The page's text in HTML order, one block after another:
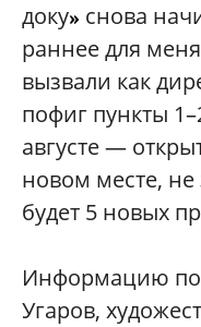
доку» снова
раннее для
вызвали как
пофиг пункты
августе —
новом месте,
будет 5 новых
Информацию
Угаров,